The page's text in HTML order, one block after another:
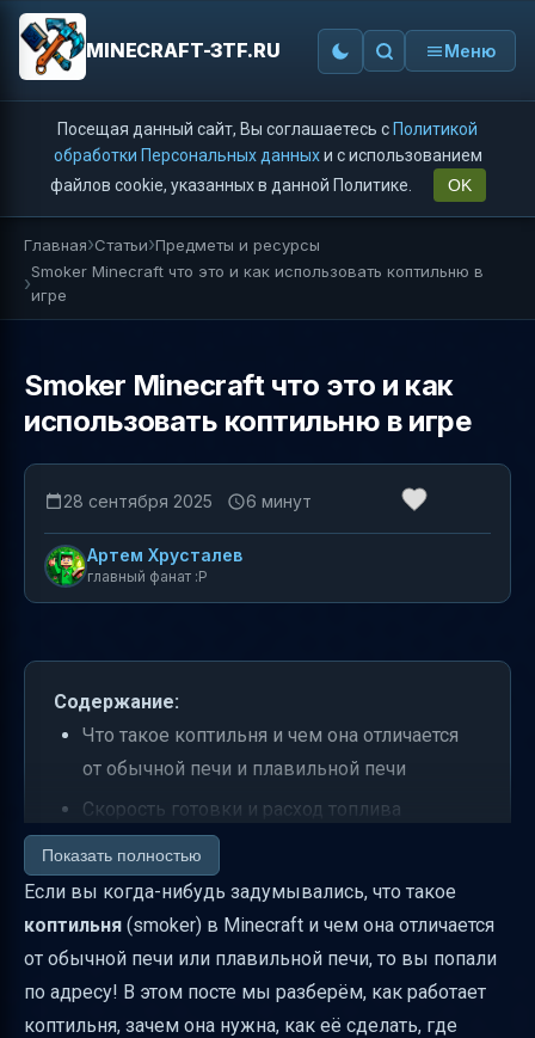
MINECRAFT-3TF.RU Меню
Посещая данный сайт, Вы соглашаетесь с Политикой
обработки Персональных данныхи с использованием
файлов cookie, указанных в данной Политике.
OK
Главная Статьи Предметы и ресурсы
Smoker Minecraft что это и как использовать коптильню в
игре
Smoker Minecraft что это и как
использовать коптильню в игре
28 сентября 2025 6 минут
Артем Хрусталев
главный фанат :P
Содержание:
Что такое коптильня и чем она отличается
от обычной печи и плавильной печи
Скорость готовки и расход топлива
Какие блюда можно готовить в коптильне
Рецепт крафта коптильни и материалы
Где найти коптильню в мире Minecraft
Можно ли перемещать коптильню
поршнем
Показать полностью
Если вы когда-нибудь задумывались, что такое
коптильня (smoker) в Minecraft и чем она отличается
от обычной печи или плавильной печи, то вы попали
по адресу! В этом посте мы разберём, как работает
коптильня, зачем она нужна, как её сделать, где